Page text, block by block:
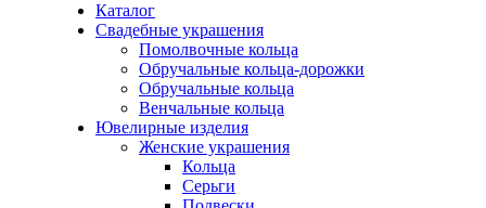
Каталог
Свадебные украшения
Помолвочные кольца
Обручальные кольца-дорожки
Обручальные кольца
Венчальные кольца
Ювелирные изделия
Женские украшения
Кольца
Серьги